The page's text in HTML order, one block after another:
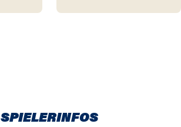
SPIELERINFOS